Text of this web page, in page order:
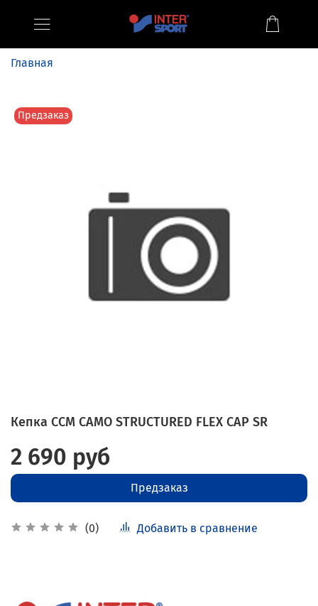
Главная
Предзаказ
Кепка CCM CAMO STRUCTURED FLEX CAP SR
(0) Добавить в сравнение
2 690 руб
Предзаказ